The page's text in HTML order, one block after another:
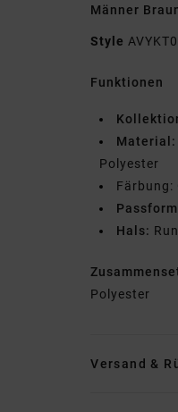
Männer
Style
Funktionen
Material:
Polyester
Färbung:
Hals:
Polyester
Versand &